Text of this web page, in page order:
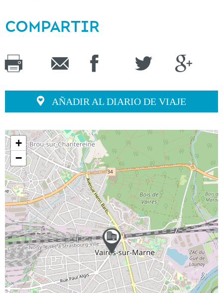
COMPARTIR
AÑADIR AL DIARIO DE VIAJE
+
−